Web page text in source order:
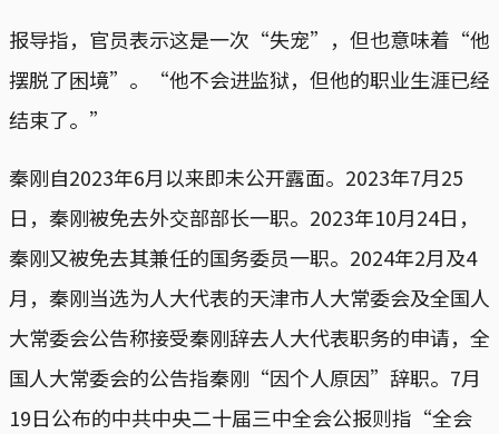
报导指，官员表示这是一次“失宠”，但也意味着“他
摆脱了困境”。“他不会进监狱，但他的职业生涯已经
结束了。”
秦刚自2023年6月以来即未公开露面。2023年7月25
日，秦刚被免去外交部部长一职。2023年10月24日，
秦刚又被免去其兼任的国务委员一职。2024年2月及4
月，秦刚当选为人大代表的天津市人大常委会及全国人
大常委会公告称接受秦刚辞去人大代表职务的申请，全
国人大常委会的公告指秦刚“因个人原因”辞职。7月
19日公布的中共中央二十届三中全会公报则指“全会